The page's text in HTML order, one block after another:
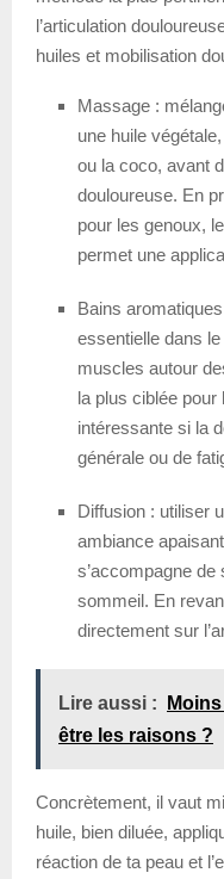
l’articulation
huiles et mobilisation
Massage :
une huile
ou la coco, avant
douloureuse. En
pour les genoux,
permet une
Bains
essentielle dans
muscles autour
la plus ciblée pour
intéressante si la
générale ou de
Diffusion : utiliser
ambiance
s’accompagne
sommeil. En
directement sur
Lire aussi :
être les raisons ?
Concrètement, il vaut
huile, bien diluée,
réaction de ta peau et